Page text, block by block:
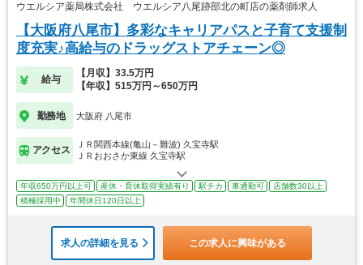
ウエルシア薬局株式会社 ウエルシア八尾跡部北の町店の薬剤師求人
【大阪府八尾市】多彩なキャリアパスと子育て支援制
度充実♪高給与のドラッグストアチェーン◎
給与
【月収】33.5万円
【年収】515万円～650万円
勤務地 大阪府 八尾市
アクセス
ＪＲ関西本線(亀山－難波) 久宝寺駅
ＪＲおおさか東線 久宝寺駅
年収650万円以上可 産休・育休取得実績有り 駅チカ 車通勤可
店舗数30以上
積極採用中
年間休日120日以上
求人の詳細を見る この求人に興味がある